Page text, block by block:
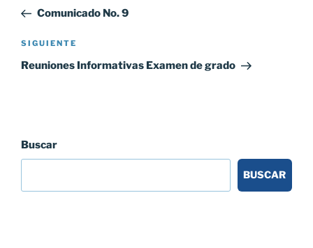
entradas
anterior:
Comunicado No. 9
Siguiente
entrada
SIGUIENTE
Reuniones Informativas Examen de grado
Buscar
BUSCAR